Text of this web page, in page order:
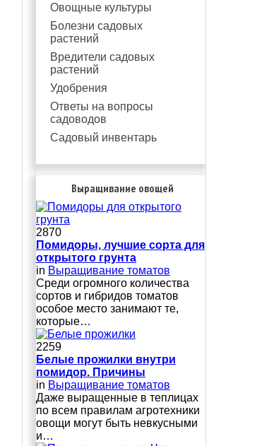
Овощные культуры
Болезни садовых
растений
Вредители садовых
растений
Удобрения
Ответы на вопросы
садоводов
Садовый инвентарь
Выращивание овощей
2870
Помидоры, лучшие сорта для
открытого грунта
in Выращивание томатов
Среди огромного количества
сортов и гибридов томатов
особое место занимают те,
которые…
2259
Белые прожилки внутри
помидор. Причины
in Выращивание томатов
Даже выращенные в теплицах
по всем правилам агротехники
овощи могут быть невкусными
и…